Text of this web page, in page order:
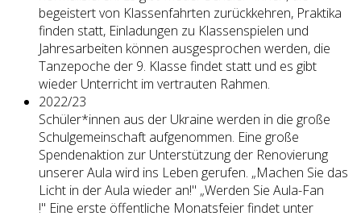
begeistert von Klassenfahrten zurückkehren, Praktika
finden statt, Einladungen zu Klassenspielen und
Jahresarbeiten können ausgesprochen werden, die
Tanzepoche der 9. Klasse findet statt und es gibt
wieder Unterricht im vertrauten Rahmen.
2022/23
Schüler*innen aus der Ukraine werden in die große
Schulgemeinschaft aufgenommen. Eine große
Spendenaktion zur Unterstützung der Renovierung
unserer Aula wird ins Leben gerufen. „Machen Sie das
Licht in der Aula wieder an!" „Werden Sie Aula-Fan
!" Eine erste öffentliche Monatsfeier findet unter